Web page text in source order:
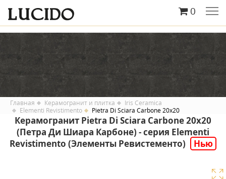
0
Главная Керамогранит и плитка
Iris Ceramica
Elementi Revistimento
Pietra Di Sciara Carbone 20x20
Керамогранит Pietra Di Sciara Carbone 20x20
(Петра Ди Шиара Карбоне) - серия Elementi
Revistimento (Элементы Ревистементо)
Нью